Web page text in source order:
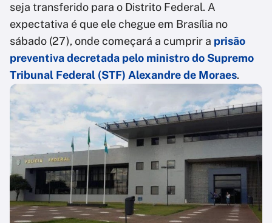
seja transferido para o Distrito Federal. A
expectativa é que ele chegue em Brasília no
sábado (27), onde começará a cumprir a prisão
preventiva decretada pelo ministro do Supremo
Tribunal Federal (STF) Alexandre de Moraes.